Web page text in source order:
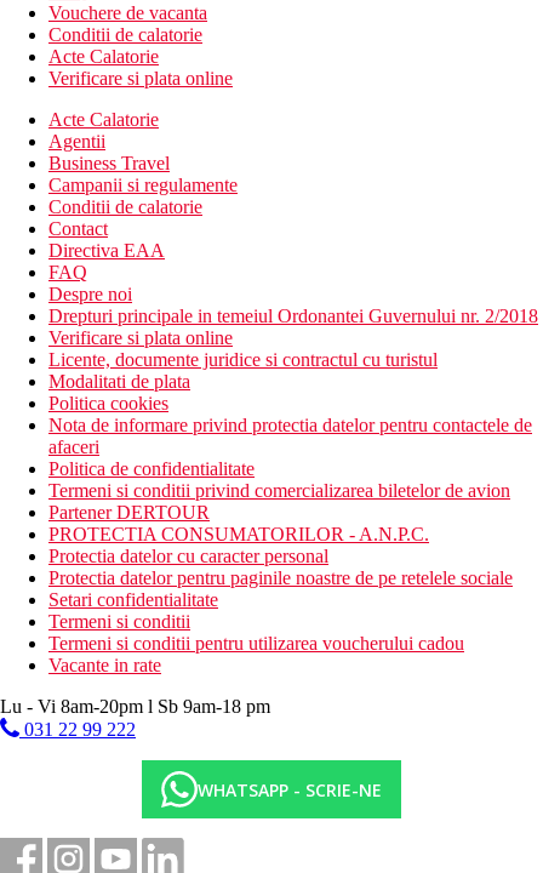
Vouchere de vacanta
Conditii de calatorie
Acte Calatorie
Verificare si plata online
Acte Calatorie
Agentii
Business Travel
Campanii si regulamente
Conditii de calatorie
Contact
Directiva EAA
FAQ
Despre noi
Drepturi principale in temeiul Ordonantei Guvernului nr. 2/2018
Verificare si plata online
Licente, documente juridice si contractul cu turistul
Modalitati de plata
Politica cookies
Nota de informare privind protectia datelor pentru contactele de
afaceri
Politica de confidentialitate
Termeni si conditii privind comercializarea biletelor de avion
Partener DERTOUR
PROTECTIA CONSUMATORILOR - A.N.P.C.
Protectia datelor cu caracter personal
Protectia datelor pentru paginile noastre de pe retelele sociale
Setari confidentialitate
Termeni si conditii
Termeni si conditii pentru utilizarea voucherului cadou
Vacante in rate
Lu - Vi 8am-20pm l Sb 9am-18 pm
031 22 99 222
WHATSAPP - SCRIE-NE